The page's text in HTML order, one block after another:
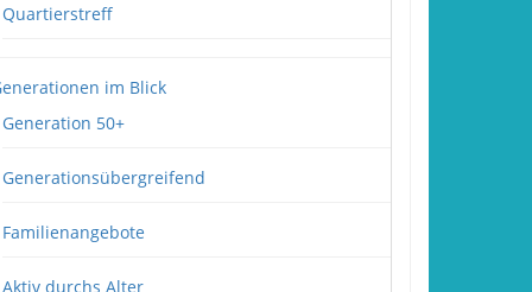
Quartierstreff
im Blick
Generation 50+
Generationsübergreifend
Familienangebote
Aktiv durchs Alter